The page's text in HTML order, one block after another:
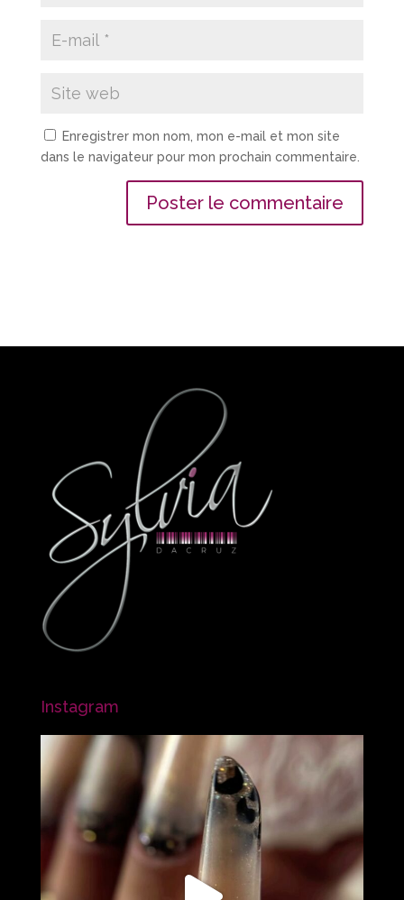
Enregistrer mon nom, mon e-mail et mon site
dans le navigateur pour mon prochain commentaire.
Instagram